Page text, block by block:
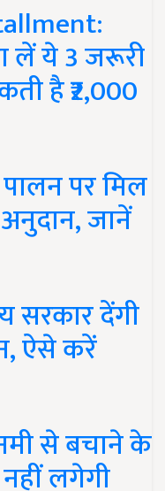
लें ये 3 जरूरी
है ₹2,000
पर मिल
जानें
सरकार देंगी
ऐसे करें
से बचाने के
लगेगी